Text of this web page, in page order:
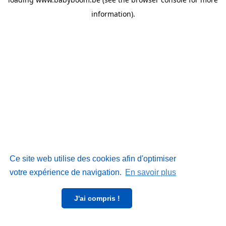
Ce site web utilise des cookies afin d'optimiser
votre expérience de navigation. En savoir plus
J'ai compris !
information).